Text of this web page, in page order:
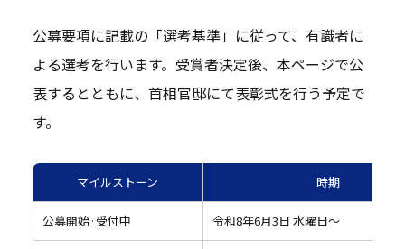
公募要項に記載の「選考基準」に従って、有識者に
よる選考を行います。受賞者決定後、本ページで公
表するとともに、首相官邸にて表彰式を行う予定で
す。
マイルストーン 時期
公募開始·受付中 令和8年6月3日 水曜日～